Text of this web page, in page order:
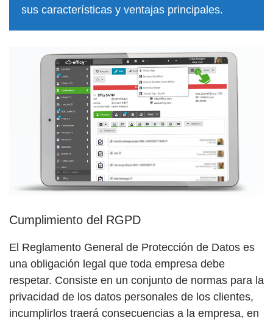
sus características y ventajas principales.
Cumplimiento del RGPD
El Reglamento General de Protección de Datos es
una obligación legal que toda empresa debe
respetar. Consiste en un conjunto de normas para la
privacidad de los datos personales de los clientes,
incumplirlos traerá consecuencias a la empresa, en